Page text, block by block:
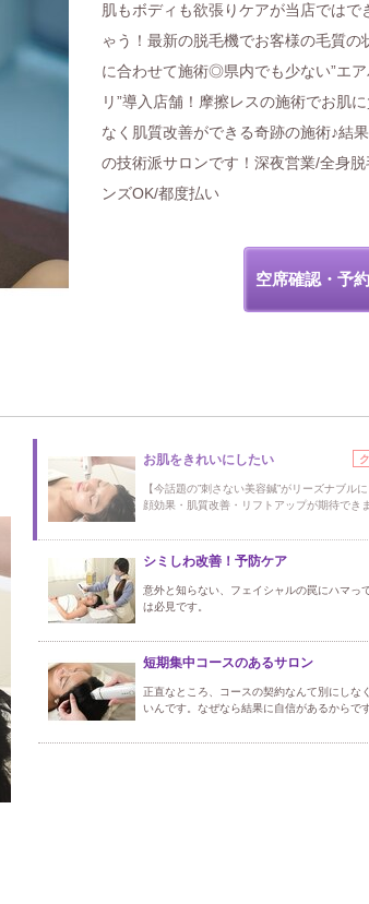
肌もボディも欲張りケアが当店ではで
ゃう！最新の脱毛機でお客様の毛質の
に合わせて施術◎県内でも少ない”エ
リ”導入店舗！摩擦レスの施術でお肌
なく肌質改善ができる奇跡の施術♪結
の技術派サロンです！深夜営業/全身
ンズOK/都度払い
空席確認・予
お肌をきれいにしたい
【今話題の”刺さない美容鍼”がリーズナブル
顔効果・肌質改善・リフトアップが期待でき
シミしわ改善！予防ケア
意外と知らない、フェイシャルの罠にハマっ
は必見です。
短期集中コースのあるサロン
正直なところ、コースの契約なんて別にしな
いんです。なぜなら結果に自信があるからで